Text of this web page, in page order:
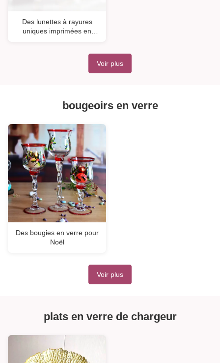
Des lunettes à rayures
uniques imprimées en
Voir plus
bougeoirs en verre
Des bougies en verre pour
Noël
Voir plus
plats en verre de chargeur